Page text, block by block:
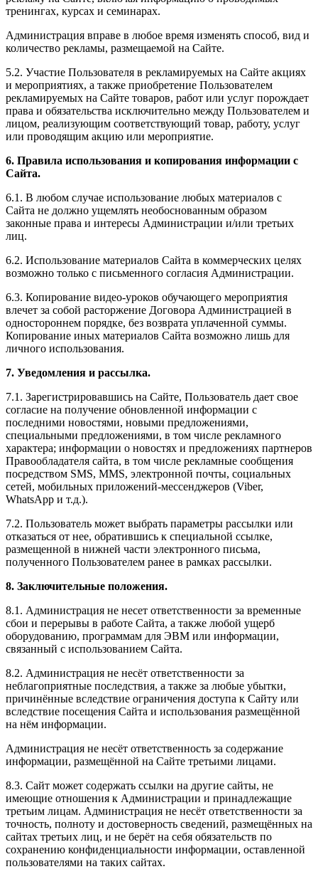
тренингах, курсах и семинарах.
Администрация вправе в любое время изменять способ, вид и
количество рекламы, размещаемой на Сайте.
5.2. Участие Пользователя в рекламируемых на Сайте акциях
и мероприятиях, а также приобретение Пользователем
рекламируемых на Сайте товаров, работ или услуг порождает
права и обязательства исключительно между Пользователем и
лицом, реализующим соответствующий товар, работу, услуг
или проводящим акцию или мероприятие.
6. Правила использования и копирования информации с
Сайта.
6.1. В любом случае использование любых материалов с
Сайта не должно ущемлять необоснованным образом
законные права и интересы Администрации и/или третьих
лиц.
6.2. Использование материалов Сайта в коммерческих целях
возможно только с письменного согласия Администрации.
6.3. Копирование видео-уроков обучающего мероприятия
влечет за собой расторжение Договора Администрацией в
одностороннем порядке, без возврата уплаченной суммы.
Копирование иных материалов Сайта возможно лишь для
личного использования.
7. Уведомления и рассылка.
7.1. Зарегистрировавшись на Сайте, Пользователь дает свое
согласие на получение обновленной информации с
последними новостями, новыми предложениями,
специальными предложениями, в том числе рекламного
характера; информации о новостях и предложениях партнеров
Правообладателя сайта, в том числе рекламные сообщения
посредством SMS, MMS, электронной почты, социальных
сетей, мобильных приложений-мессенджеров (Viber,
WhatsApp и т.д.).
7.2. Пользователь может выбрать параметры рассылки или
отказаться от нее, обратившись к специальной ссылке,
размещенной в нижней части электронного письма,
полученного Пользователем ранее в рамках рассылки.
8. Заключительные положения.
8.1. Администрация не несет ответственности за временные
сбои и перерывы в работе Сайта, а также любой ущерб
оборудованию, программам для ЭВМ или информации,
связанный с использованием Сайта.
8.2. Администрация не несёт ответственности за
неблагоприятные последствия, а также за любые убытки,
причинённые вследствие ограничения доступа к Сайту или
вследствие посещения Сайта и использования размещённой
на нём информации.
Администрация не несёт ответственность за содержание
информации, размещённой на Сайте третьими лицами.
8.3. Сайт может содержать ссылки на другие сайты, не
имеющие отношения к Администрации и принадлежащие
третьим лицам. Администрация не несёт ответственности за
точность, полноту и достоверность сведений, размещённых на
сайтах третьих лиц, и не берёт на себя обязательств по
сохранению конфиденциальности информации, оставленной
пользователями на таких сайтах.